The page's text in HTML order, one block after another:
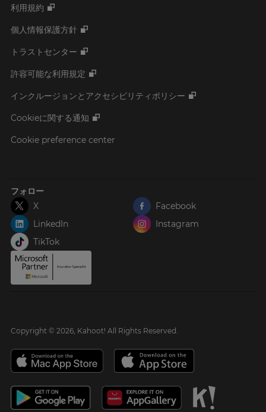
利用規約
個人情報保護方針
トラストセンター
許容可能な利用規定
インクルージョンとアクセシビリティポリシー
Cookieに関する通知
Cookie preference center
フォロー
X
Facebook
LinkedIn
Instagram
TikTok
Copyright © 2026, Kahoot! All Rights Reserved.